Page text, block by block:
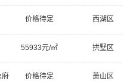
价格待定 西湖区
55933元/㎡ 拱墅区
府 价格待定 萧山区